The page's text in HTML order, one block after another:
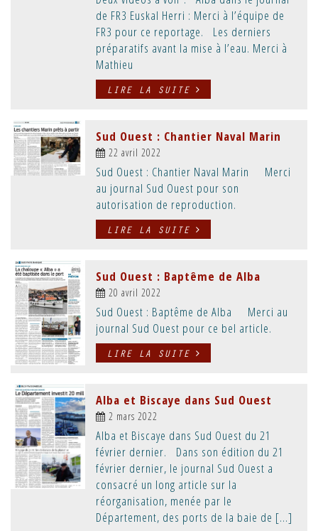
de FR3 Euskal Herri : Merci à l’équipe de
FR3 pour ce reportage. Les derniers
préparatifs avant la mise à l’eau. Merci à
Mathieu
LIRE LA SUITE
Sud Ouest : Chantier Naval Marin
22 avril 2022
Sud Ouest : Chantier Naval Marin Merci
au journal Sud Ouest pour son
autorisation de reproduction.
LIRE LA SUITE
Sud Ouest : Baptême de Alba
20 avril 2022
Sud Ouest : Baptême de Alba Merci au
journal Sud Ouest pour ce bel article.
LIRE LA SUITE
Alba et Biscaye dans Sud Ouest
2 mars 2022
Alba et Biscaye dans Sud Ouest du 21
février dernier. Dans son édition du 21
février dernier, le journal Sud Ouest a
consacré un long article sur la
réorganisation, menée par le
Département, des ports de la baie de […]